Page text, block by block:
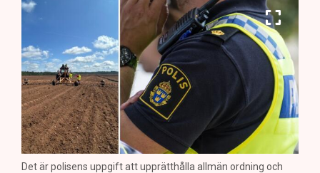
Det är polisens uppgift att upprätthålla allmän ordning och